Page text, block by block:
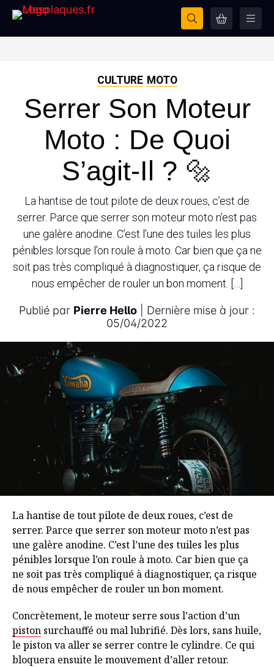
CULTURE MOTO
Serrer Son Moteur
Moto : De Quoi
S’agit-Il ? 🔩
La hantise de tout pilote de deux roues, c’est de
serrer. Parce que serrer son moteur moto n’est pas
une galère anodine. C’est l’une des tuiles les plus
pénibles lorsque l’on roule à moto. Car bien que ça ne
soit pas très compliqué à diagnostiquer, ça risque de
nous empêcher de rouler un bon moment. […]
Publié par Pierre Hello | Dernière mise à jour :
05/04/2022
La hantise de tout pilote de deux roues, c’est de
serrer. Parce que serrer son moteur moto n’est pas
une galère anodine. C’est l’une des tuiles les plus
pénibles lorsque l’on roule à moto. Car bien que ça
ne soit pas très compliqué à diagnostiquer, ça risque
de nous empêcher de rouler un bon moment.
Concrètement, le moteur serre sous l’action d’un
piston surchauffé ou mal lubrifié. Dès lors, sans huile,
le piston va aller se serrer contre le cylindre. Ce qui
bloquera ensuite le mouvement d’aller retour.